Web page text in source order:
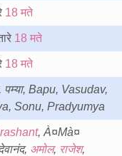
18 मते
18 मते
18 मते
पम्या, Bapu, Vasudav,
Sonu, Pradyumya
, À¤Μà¤
अमोल, राजेश,